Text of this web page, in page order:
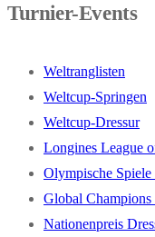
Turnier-Events
Weltranglisten
Weltcup-Springen
Weltcup-Dressur
Longines League
Olympische
Global Champions
Nationenpreis